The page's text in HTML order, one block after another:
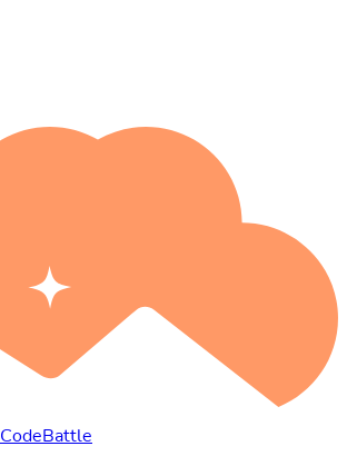
CodeBattle